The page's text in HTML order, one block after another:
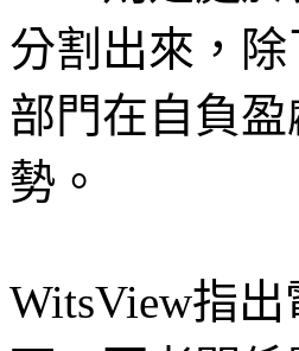
分割出來，
部門在自負
勢。
WitsView指